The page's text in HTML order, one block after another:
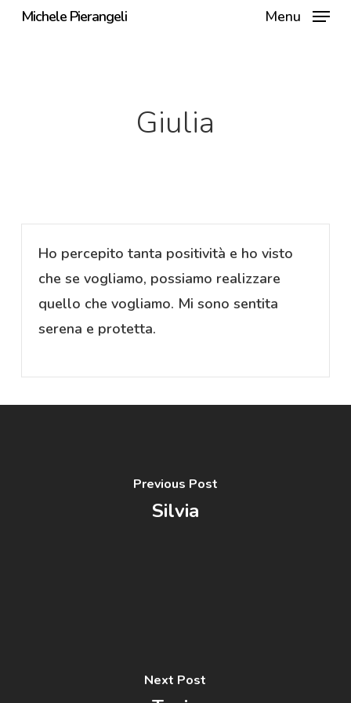
SkipMichele Pierangeli Menu
Giulia
Ho percepito tanta positività e ho visto
che se vogliamo, possiamo realizzare
quello che vogliamo. Mi sono sentita
serena e protetta.
Previous Post
Silvia
Next Post